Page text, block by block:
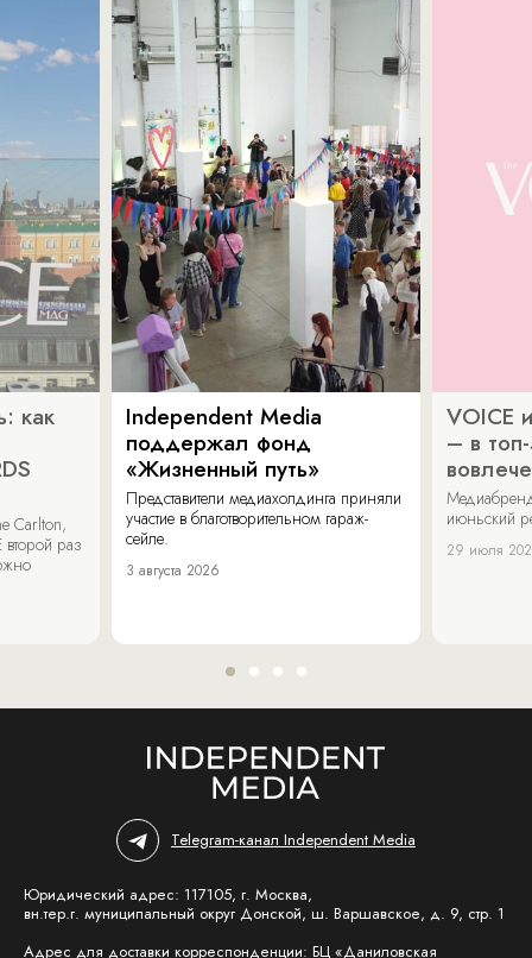
как
Carlton,
раз
Independent Media
поддержал фонд
«Жизненный путь»
Представители медиахолдинга приняли
участие в благотворительном гараж-
сейле.
3 августа 2026
VOICE
– в
июньский
29 июля
Telegram-канал Independent Media
Юридический адрес: 117105, г. Москва,
вн.тер.г. муниципальный округ Донской, ш. Варшавское, д. 9, стр. 1
Адрес для доставки корреспонденции: БЦ «Даниловская